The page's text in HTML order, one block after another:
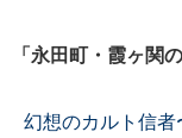
「永田町・霞ヶ関
幻想のカルト信者